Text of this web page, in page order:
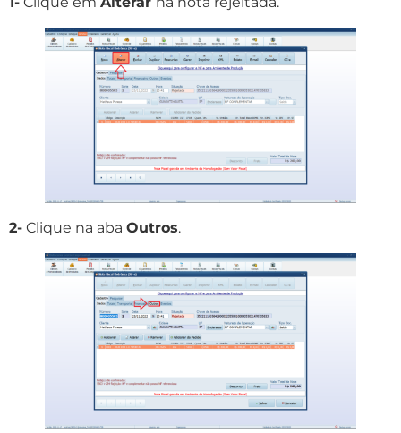
2- Clique na aba Outros.